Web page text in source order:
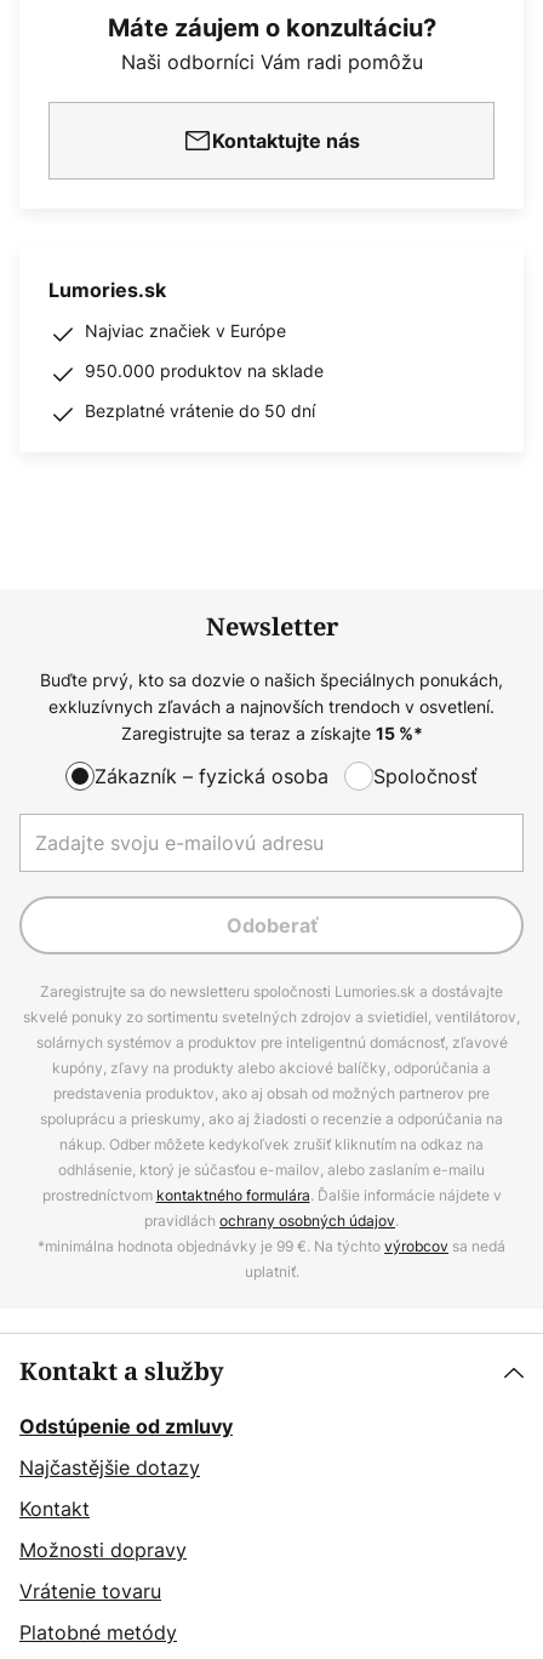
Máte záujem o konzultáciu?
Naši odborníci Vám radi pomôžu
Kontaktujte nás
Lumories.sk
Najviac značiek v Európe
950.000 produktov na sklade
Bezplatné vrátenie do 50 dní
Newsletter
Buďte prvý, kto sa dozvie o našich špeciálnych ponukách,
exkluzívnych zľavách a najnovších trendoch v osvetlení.
Zaregistrujte sa teraz a získajte 15%*
Zákazník – fyzická osoba Spoločnosť
Odoberať
Zaregistrujte sa do newsletteru spoločnosti Lumories.sk a dostávajte
skvelé ponuky zo sortimentu svetelných zdrojov a svietidiel, ventilátorov,
solárnych systémov a produktov pre inteligentnú domácnosť, zľavové
kupóny, zľavy na produkty alebo akciové balíčky, odporúčania a
predstavenia produktov, ako aj obsah od možných partnerov pre
spoluprácu a prieskumy, ako aj žiadosti o recenzie a odporúčania na
nákup. Odber môžete kedykoľvek zrušiť kliknutím na odkaz na
odhlásenie, ktorý je súčasťou e-mailov, alebo zaslaním e-mailu
prostredníctvom kontaktného formulára. Ďalšie informácie nájdete v
pravidlách ochrany osobných údajov.
*minimálna hodnota objednávky je 99 €. Na týchtovýrobcov sa nedá
uplatniť.
Kontakt a služby
Odstúpenie od zmluvy
Najčastějšie dotazy
Kontakt
Možnosti dopravy
Vrátenie tovaru
Platobné metódy